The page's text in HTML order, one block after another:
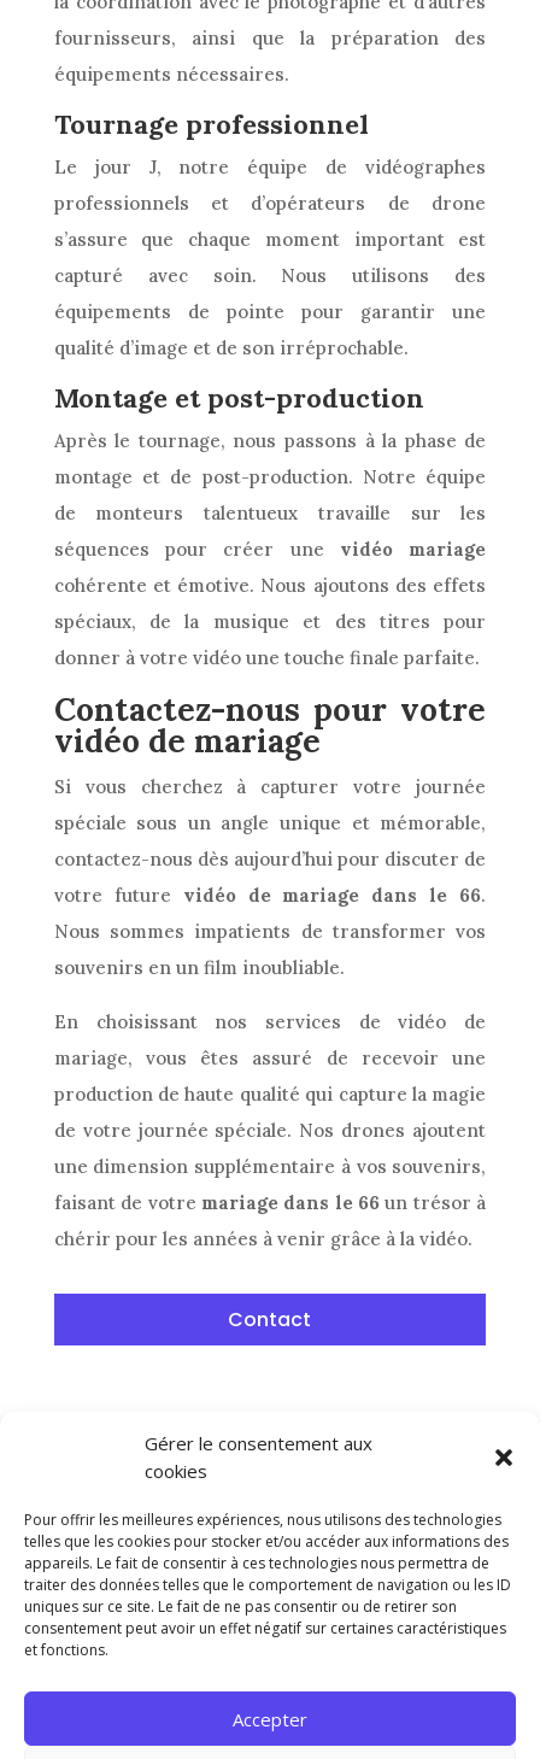
Gérer le consentement aux
cookies
Pour offrir les meilleures expériences, nous utilisons des technologies
telles que les cookies pour stocker et/ou accéder aux informations des
appareils. Le fait de consentir à ces technologies nous permettra de
traiter des données telles que le comportement de navigation ou les ID
uniques sur ce site. Le fait de ne pas consentir ou de retirer son
consentement peut avoir un effet négatif sur certaines caractéristiques
et fonctions.
Accepter
fournisseurs, ainsi que la préparation des
équipements nécessaires.
Tournage professionnel
Le jour J, notre équipe de vidéographes
professionnels et d’opérateurs de drone
s’assure que chaque moment important est
capturé avec soin. Nous utilisons des
équipements de pointe pour garantir une
qualité d’image et de son irréprochable.
Montage et post-production
Après le tournage, nous passons à la phase de
montage et de post-production. Notre équipe
de monteurs talentueux travaille sur les
séquences pour créer une vidéo mariage
cohérente et émotive. Nous ajoutons des effets
spéciaux, de la musique et des titres pour
donner à votre vidéo une touche finale parfaite.
Contactez-nous pour votre
vidéo de mariage
Si vous cherchez à capturer votre journée
spéciale sous un angle unique et mémorable,
contactez-nous dès aujourd’hui pour discuter de
votre future vidéo de mariage dans le 66.
Nous sommes impatients de transformer vos
souvenirs en un film inoubliable.
En choisissant nos services de vidéo de
mariage, vous êtes assuré de recevoir une
production de haute qualité qui capture la magie
de votre journée spéciale. Nos drones ajoutent
une dimension supplémentaire à vos souvenirs,
faisant de votre mariage dans le 66 un trésor à
chérir pour les années à venir grâce à la vidéo.
Contact
Contact
Télépilote de drone /Drone Perpignan/Drone
Toulouse/Drone Marseille/Drone La Rochelle/
Drone Strasbourg / Drone Paris/Drone Lyon
Drone Lille/Drone Narbonne/Drone Bordeaux/
Drone de nuit